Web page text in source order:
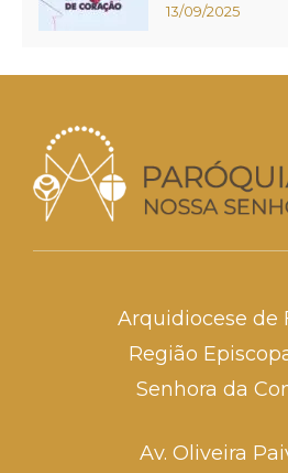
13/09/2025
Arquidiocese de
Região
Senhora da
Av. Oliveira